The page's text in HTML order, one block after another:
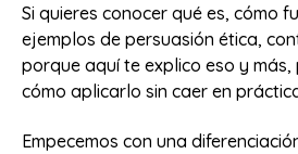
Si quieres conocer qué es, cómo
ejemplos de persuasión ética,
porque aquí te explico eso y
cómo aplicarlo sin caer en
Empecemos con una